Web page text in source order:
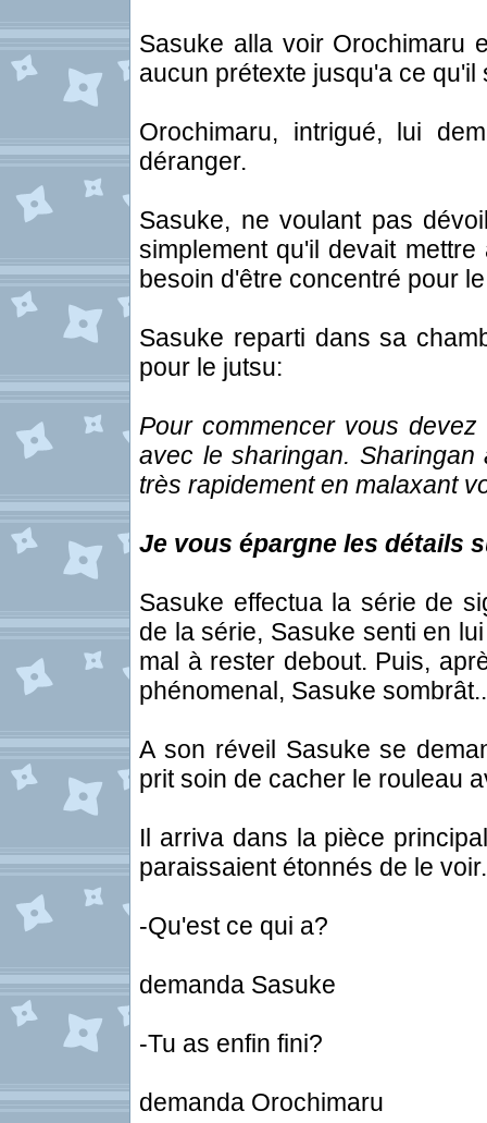
Sasuke alla voir Orochimaru
aucun prétexte jusqu'a ce
Orochimaru, intrigué, lui
déranger.
Sasuke, ne voulant pas
simplement qu'il devait
besoin d'être concentré pour
Sasuke reparti dans sa
pour le jutsu:
Pour commencer vous
avec le sharingan.
très rapidement en malaxant
Je vous épargne les détails
Sasuke effectua la série de
de la série, Sasuke senti en
mal à rester debout. Puis,
phénomenal, Sasuke
A son réveil Sasuke se
prit soin de cacher le rouleau
Il arriva dans la pièce
paraissaient étonnés de le voir.
-Qu'est ce qui a?
demanda Sasuke
-Tu as enfin fini?
demanda Orochimaru